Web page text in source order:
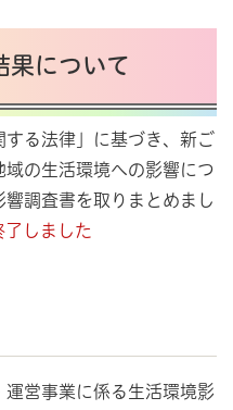
果について
る法律」に基づき、新ご
の生活環境への影響につ
調査書を取りまとめまし
しました
営事業に係る生活環境影